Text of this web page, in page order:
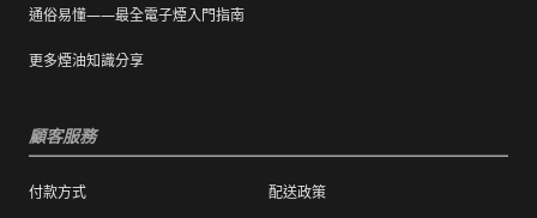
通俗易懂——最全電子煙入門指南
更多煙油知識分享
顧客服務
付款方式 配送政策